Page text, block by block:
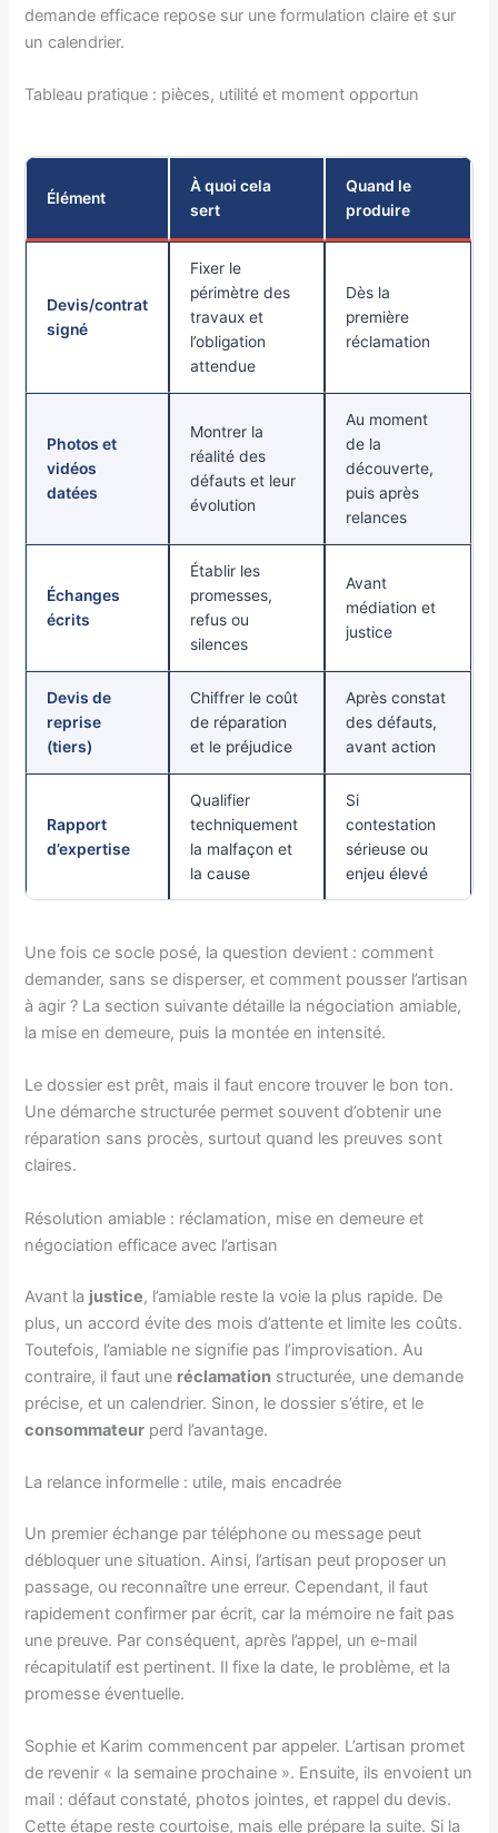
demande efficace repose sur une formulation claire et sur
un calendrier.
Tableau pratique : pièces, utilité et moment opportun
Élément
À quoi cela
sert
Quand le
produire
Devis/contrat
signé
Fixer le
périmètre des
travaux et
l’obligation
attendue
Dès la
première
réclamation
Photos et
vidéos
datées
Montrer la
réalité des
défauts et leur
évolution
Au moment
de la
découverte,
puis après
relances
Échanges
écrits
Établir les
promesses,
refus ou
silences
Avant
médiation et
justice
Devis de
reprise
(tiers)
Chiffrer le coût
de réparation
et le préjudice
Après constat
des défauts,
avant action
Rapport
d’expertise
Qualifier
techniquement
la malfaçon et
la cause
Si
contestation
sérieuse ou
enjeu élevé
Une fois ce socle posé, la question devient : comment
demander, sans se disperser, et comment pousser l’artisan
à agir ? La section suivante détaille la négociation amiable,
la mise en demeure, puis la montée en intensité.
Le dossier est prêt, mais il faut encore trouver le bon ton.
Une démarche structurée permet souvent d’obtenir une
réparation sans procès, surtout quand les preuves sont
claires.
Résolution amiable : réclamation, mise en demeure et
négociation efficace avec l’artisan
Avant la justice, l’amiable reste la voie la plus rapide. De
plus, un accord évite des mois d’attente et limite les coûts.
Toutefois, l’amiable ne signifie pas l’improvisation. Au
contraire, il faut une réclamation structurée, une demande
précise, et un calendrier. Sinon, le dossier s’étire, et le
consommateur perd l’avantage.
La relance informelle : utile, mais encadrée
Un premier échange par téléphone ou message peut
débloquer une situation. Ainsi, l’artisan peut proposer un
passage, ou reconnaître une erreur. Cependant, il faut
rapidement confirmer par écrit, car la mémoire ne fait pas
une preuve. Par conséquent, après l’appel, un e-mail
récapitulatif est pertinent. Il fixe la date, le problème, et la
promesse éventuelle.
Sophie et Karim commencent par appeler. L’artisan promet
de revenir « la semaine prochaine ». Ensuite, ils envoient un
mail : défaut constaté, photos jointes, et rappel du devis.
Cette étape reste courtoise, mais elle prépare la suite. Si la